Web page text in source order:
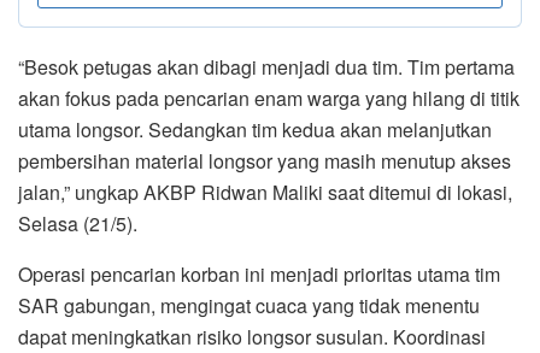
“Besok petugas akan dibagi menjadi dua tim. Tim pertama
akan fokus pada pencarian enam warga yang hilang di titik
utama longsor. Sedangkan tim kedua akan melanjutkan
pembersihan material longsor yang masih menutup akses
jalan,” ungkap AKBP Ridwan Maliki saat ditemui di lokasi,
Selasa (21/5).
Operasi pencarian korban ini menjadi prioritas utama tim
SAR gabungan, mengingat cuaca yang tidak menentu
dapat meningkatkan risiko longsor susulan. Koordinasi